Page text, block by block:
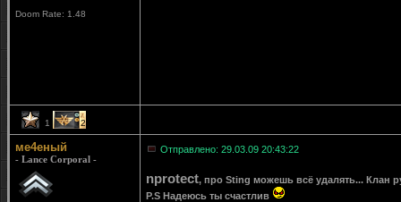
Doom Rate: 1.48
1 2
ме4еный
- Lance Corporal -
Отправлено: 29.03.09 20:43:22
nprotect, про Sting можешь всё удалять... Клан
P.S Надеюсь ты счастлив